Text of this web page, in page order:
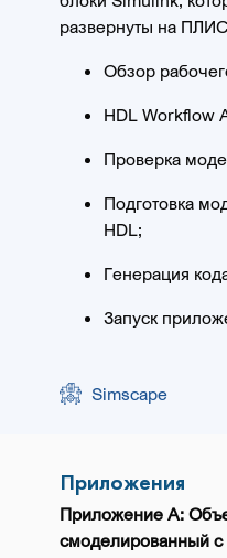
развернуты на
Обзор
HDL Workflow
Проверка
Подготовка
HDL;
Генерация
Запуск
Simscape
Приложения
Приложение A:
смоделированный